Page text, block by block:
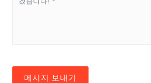
메시지 보내기